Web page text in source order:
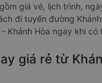
giá vé, lịch trình,
đi tuyến đường
Khánh Hòa ngay khi có
giá rẻ từ